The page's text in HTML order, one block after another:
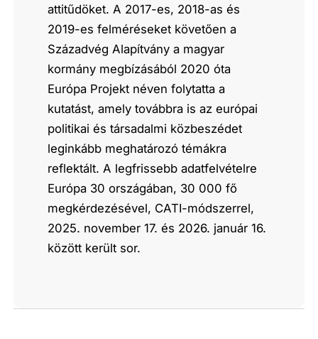
attitűdöket. A 2017-es, 2018-as és
2019-es felméréseket követően a
Századvég Alapítvány a magyar
kormány megbízásából 2020 óta
Európa Projekt néven folytatta a
kutatást, amely továbbra is az európai
politikai és társadalmi közbeszédet
leginkább meghatározó témákra
reflektált. A legfrissebb adatfelvételre
Európa 30 országában, 30 000 fő
megkérdezésével, CATI-módszerrel,
2025. november 17. és 2026. január 16.
között került sor.